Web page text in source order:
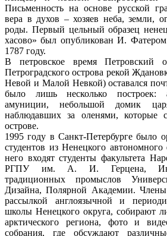
Письменность на основе русской
вера в духов – хозяев неба, земли,
роды. Первый цельный образец
хасово» был опубликован И.
1787 году.
В петровское время Петровский
Петроградского острова рекой
Невой и Малой Невкой) оставался
было лишь несколько построек:
амуниции, небольшой домик
наблюдавших за оленями, которые
острове.
1995 году в Санкт-Петербурге было
студентов из Ненецкого
него входят студенты факультета
РГПУ им. А. И. Герцена,
традиционных промыслов
Дизайна, Полярной Академии.
рассылкой англоязычной и
школы Ненецкого округа, собирают
арктического региона, фото и
собрания, где обсуждают